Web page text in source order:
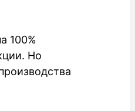
100%
Но